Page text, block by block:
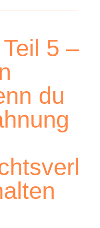
5 –
du